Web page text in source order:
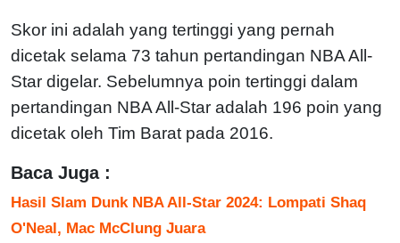
Skor ini adalah yang tertinggi yang pernah
dicetak selama 73 tahun pertandingan NBA All-
Star digelar. Sebelumnya poin tertinggi dalam
pertandingan NBA All-Star adalah 196 poin yang
dicetak oleh Tim Barat pada 2016.
Baca Juga :
Hasil Slam Dunk NBA All-Star 2024: Lompati Shaq
O'Neal, Mac McClung Juara